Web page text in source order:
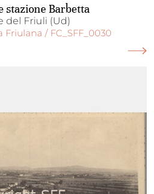
stazione Barbetta
del Friuli (Ud)
Friulana / FC_SFF_0030